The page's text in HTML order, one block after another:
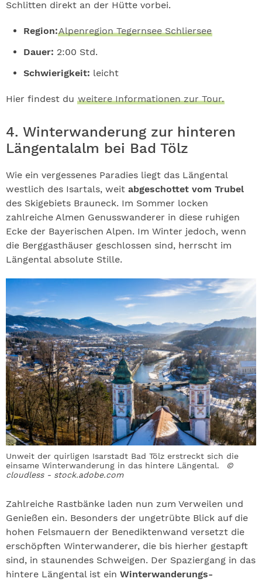
Schlitten direkt an der Hütte vorbei.
Region:Alpenregion Tegernsee Schliersee
Dauer: 2:00 Std.
Schwierigkeit: leicht
Hier findest du weitere Informationen zur Tour.
4. Winterwanderung zur hinteren
Längentalalm bei Bad Tölz
Wie ein vergessenes Paradies liegt das Längental
westlich des Isartals, weit abgeschottet vom Trubel
des Skigebiets Brauneck. Im Sommer locken
zahlreiche Almen Genusswanderer in diese ruhigen
Ecke der Bayerischen Alpen. Im Winter jedoch, wenn
die Berggasthäuser geschlossen sind, herrscht im
Längental absolute Stille.
Unweit der quirligen Isarstadt Bad Tölz erstreckt sich die
einsame Winterwanderung in das hintere Längental.
©
cloudless - stock.adobe.com
Zahlreiche Rastbänke laden nun zum Verweilen und
Genießen ein. Besonders der ungetrübte Blick auf die
hohen Felsmauern der Benediktenwand versetzt die
erschöpften Winterwanderer, die bis hierher gestapft
sind, in staunendes Schweigen. Der Spaziergang in das
hintere Längental ist ein Winterwanderungs-